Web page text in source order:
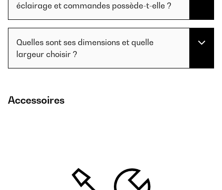
éclairage et commandes possède-t-elle ?
Quelles sont ses dimensions et quelle
largeur choisir ?
Accessoires